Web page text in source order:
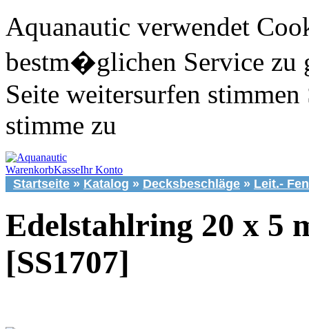
Aquanautic verwendet
bestm�glichen Service zu
Seite weitersurfen stimmen
stimme zu
WarenkorbKasseIhr Konto
Startseite » Katalog » Decksbeschläge » Leit.-
Edelstahlring 20 x 5
[SS1707]